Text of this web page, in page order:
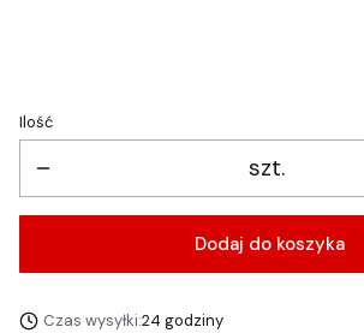
Ilość
szt.
Dodaj do koszyka
Czas wysyłki:24 godziny